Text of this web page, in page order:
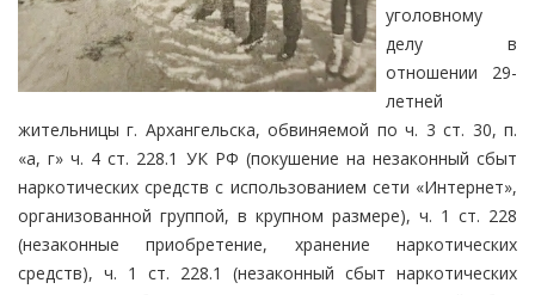
уголовному
делу в
отношении 29-
летней
жительницы г. Архангельска, обвиняемой по ч. 3 ст. 30, п.
«а, г» ч. 4 ст. 228.1 УК РФ (покушение на незаконный сбыт
наркотических средств с использованием сети «Интернет»,
организованной группой, в крупном размере), ч. 1 ст. 228
(незаконные приобретение, хранение наркотических
средств), ч. 1 ст. 228.1 (незаконный сбыт наркотических